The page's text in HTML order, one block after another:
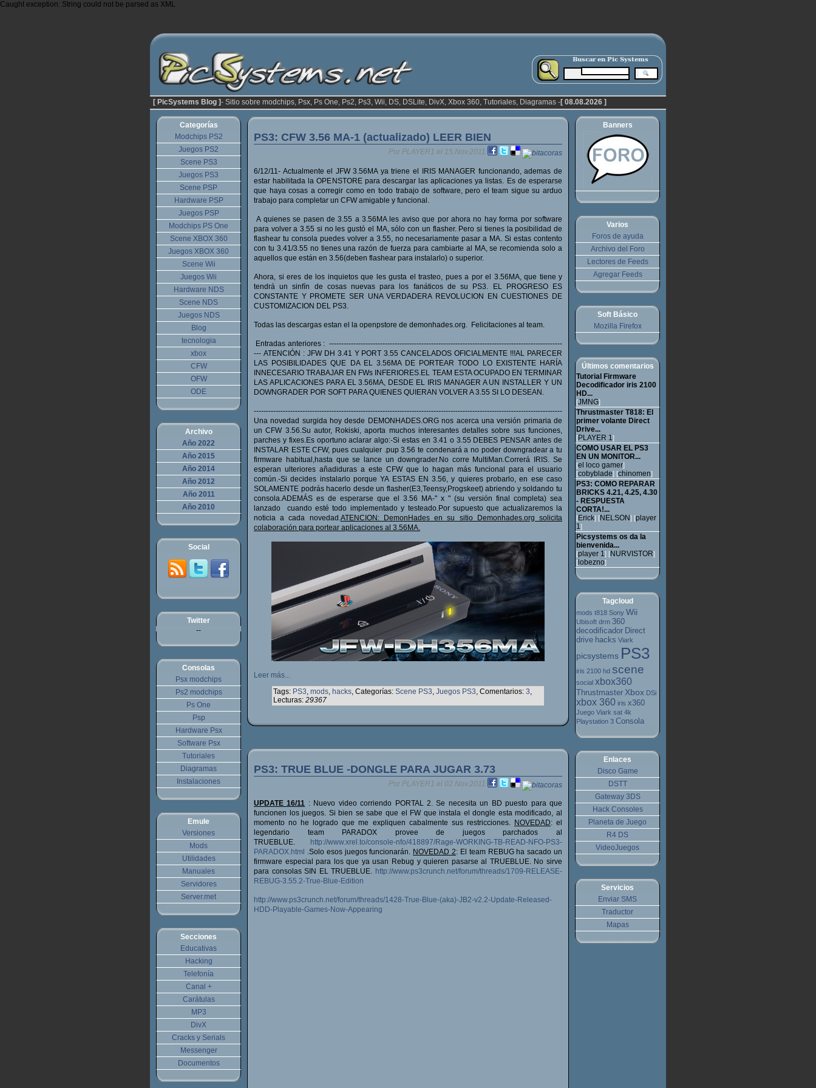
Caught exception: String could not be parsed as XML
[ PicSystems Blog ]- Sitio sobre modchips, Psx, Ps One, Ps2, Ps3, Wii, DS, DSLite, DivX, Xbox 360, Tutoriales, Diagramas -[ 08.08.2026 ]
PS3: CFW 3.56 MA-1 (actualizado) LEER BIEN
Por PLAYER1 el 15.Nov.2011
6/12/11- Actualmente el JFW 3.56MA ya triene el IRIS MANAGER funcionando, ademas de
estar habilitada la OPENSTORE para descargar las aplicaciones ya listas. Es de esperarse
que haya cosas a corregir como en todo trabajo de software, pero el team sigue su arduo
trabajo para completar un CFW amigable y funcional.
A quienes se pasen de 3.55 a 3.56MA les aviso que por ahora no hay forma por software
para volver a 3.55 si no les gustó el MA, sólo con un flasher. Pero si tienes la posibilidad de
flashear tu consola puedes volver a 3.55, no necesariamente pasar a MA. Si estas contento
con tu 3.41/3.55 no tienes una razón de fuerza para cambiarte al MA, se recomienda solo a
aquellos que están en 3.56(deben flashear para instalarlo) o superior.
Ahora, si eres de los inquietos que les gusta el trasteo, pues a por el 3.56MA, que tiene y
tendrá un sinfín de cosas nuevas para los fanáticos de su PS3. EL PROGRESO ES
CONSTANTE Y PROMETE SER UNA VERDADERA REVOLUCION EN CUESTIONES DE
CUSTOMIZACION DEL PS3.
Todas las descargas estan el la openpstore de demonhades.org. Felicitaciones al team.
Entradas anteriores : ------------------------------------------------------------------------------------------------
--- ATENCIÓN : JFW DH 3.41 Y PORT 3.55 CANCELADOS OFICIALMENTE !!!AL PARECER
LAS POSIBILIDADES QUE DA EL 3.56MA DE PORTEAR TODO LO EXISTENTE HARÍA
INNECESARIO TRABAJAR EN FWs INFERIORES.EL TEAM ESTA OCUPADO EN TERMINAR
LAS APLICACIONES PARA EL 3.56MA, DESDE EL IRIS MANAGER A UN INSTALLER Y UN
DOWNGRADER POR SOFT PARA QUIENES QUIERAN VOLVER A 3.55 SI LO DESEAN.
-------------------------------------------------------------------------------------------------------------------------------
Una novedad surgida hoy desde DEMONHADES.ORG nos acerca una versión primaria de
un CFW 3.56.Su autor, Rokiski, aporta muchos interesantes detalles sobre sus funciones,
parches y fixes.Es oportuno aclarar algo:-Si estas en 3.41 o 3.55 DEBES PENSAR antes de
INSTALAR ESTE CFW, pues cualquier .pup 3.56 te condenará a no poder downgradear a tu
firmware habitual,hasta que se lance un downgrader.No corre MultiMan.Correrá IRIS. Se
esperan ulteriores añadiduras a este CFW que lo hagan más funcional para el usuario
común.-Si decides instalarlo porque YA ESTAS EN 3.56, y quieres probarlo, en ese caso
SOLAMENTE podrás hacerlo desde un flasher(E3,Teensy,Progskeet) abriendo y soldando tu
consola.ADEMÁS es de esperarse que el 3.56 MA-" x " (su versión final completa) sea
lanzado cuando esté todo implementado y testeado.Por supuesto que actualizaremos la
noticia a cada novedad.ATENCION: DemonHades en su sitio Demonhades.org solicita
colaboración para portear aplicaciones al 3.56MA.
Leer más...
Tags: PS3, mods, hacks, Categorías: Scene PS3, Juegos PS3, Comentarios: 3,
Lecturas: 29367
PS3: TRUE BLUE -DONGLE PARA JUGAR 3.73
Por PLAYER1 el 02.Nov.2011
UPDATE 16/11 : Nuevo video corriendo PORTAL 2. Se necesita un BD puesto para que
funcionen los juegos. Si bien se sabe que el FW que instala el dongle esta modificado, al
momento no he logrado que me expliquen cabalmente sus restricciones. NOVEDAD: el
legendario team PARADOX provee de juegos parchados al
TRUEBLUE.
http://www.xrel.to/console-nfo/418897/Rage-WORKING-TB-READ-NFO-PS3-
PARADOX.html
.Solo esos juegos funcionarán. NOVEDAD 2: El team REBUG ha sacado un
firmware especial para los que ya usan Rebug y quieren pasarse al TRUEBLUE. No sirve
para consolas SIN EL TRUEBLUE. http://www.ps3crunch.net/forum/threads/1709-RELEASE-
REBUG-3.55.2-True-Blue-Edition
http://www.ps3crunch.net/forum/threads/1428-True-Blue-(aka)-JB2-v2.2-Update-Released-
HDD-Playable-Games-Now-Appearing
Banners
Varios
Foros de ayuda
Archivo del Foro
Lectores de Feeds
Agregar Feeds
Soft Básico
Mozilla Firefox
Últimos comentarios
Tutorial Firmware
Decodificador iris 2100
HD...
[JMNG]
Thrustmaster T818: El
primer volante Direct
Drive...
[PLAYER 1]
COMO USAR EL PS3
EN UN MONITOR...
[el loco gamer]
[cobyblade] [chinomen]
PS3: COMO REPARAR
BRICKS 4.21, 4.25, 4.30
- RESPUESTA
CORTA!...
[Erick] [NELSON] [player
1]
Picsystems os da la
bienvenida...
[player 1] [NURVISTOR]
[ lobezno]
Tagcloud
mods t818 Sony Wii
Ubisoft drm 360
decodificador Direct
drive hacks Viark
picsystems PS3
iris 2100 hd scene
social xbox360
Thrustmaster Xbox DSi
xbox 360 iris x360
Juego Viark sat 4k
Playstation 3 Consola
Enlaces
Disco Game
DSTT
Gateway 3DS
Hack Consoles
Planeta de Juego
R4 DS
VideoJuegos
Servicios
Enviar SMS
Traductor
Mapas
Categorías
Modchips PS2
Juegos PS2
Scene PS3
Juegos PS3
Scene PSP
Hardware PSP
Juegos PSP
Modchips PS One
Scene XBOX 360
Juegos XBOX 360
Scene Wii
Juegos Wii
Hardware NDS
Scene NDS
Juegos NDS
Blog
tecnologia
xbox
CFW
OFW
ODE
Archivo
Año 2022
Año 2015
Año 2014
Año 2012
Año 2011
Año 2010
Social
Twitter
--
Consolas
Psx modchips
Ps2 modchips
Ps One
Psp
Hardware Psx
Software Psx
Tutoriales
Diagramas
Instalaciones
Emule
Versiones
Mods
Utilidades
Manuales
Servidores
Server.met
Secciones
Educativas
Hacking
Telefonía
Canal +
Carátulas
MP3
DivX
Cracks y Serials
Messenger
Documentos